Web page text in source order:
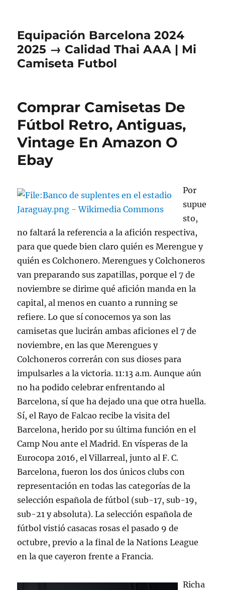
Equipación Barcelona 2024
2025 → Calidad Thai AAA | Mi
Camiseta Futbol
Comprar Camisetas De
Fútbol Retro, Antiguas,
Vintage En Amazon O
Ebay
Por
supue
sto,
no faltará la referencia a la afición respectiva,
para que quede bien claro quién es Merengue y
quién es Colchonero. Merengues y Colchoneros
van preparando sus zapatillas, porque el 7 de
noviembre se dirime qué afición manda en la
capital, al menos en cuanto a running se
refiere. Lo que sí conocemos ya son las
camisetas que lucirán ambas aficiones el 7 de
noviembre, en las que Merengues y
Colchoneros correrán con sus dioses para
impulsarles a la victoria. 11:13 a.m. Aunque aún
no ha podido celebrar enfrentando al
Barcelona, sí que ha dejado una que otra huella.
Sí, el Rayo de Falcao recibe la visita del
Barcelona, herido por su última función en el
Camp Nou ante el Madrid. En vísperas de la
Eurocopa 2016, el Villarreal, junto al F. C.
Barcelona, fueron los dos únicos clubs con
representación en todas las categorías de la
selección española de fútbol (sub-17, sub-19,
sub-21 y absoluta). La selección española de
fútbol vistió casacas rosas el pasado 9 de
octubre, previo a la final de la Nations League
en la que cayeron frente a Francia.
Richa